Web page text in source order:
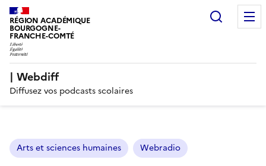
RÉGION ACADÉMIQUE
BOURGOGNE-
FRANCHE-COMTÉ
| Webdiff
Diffusez vos podcasts scolaires
Arts et sciences humaines Webradio